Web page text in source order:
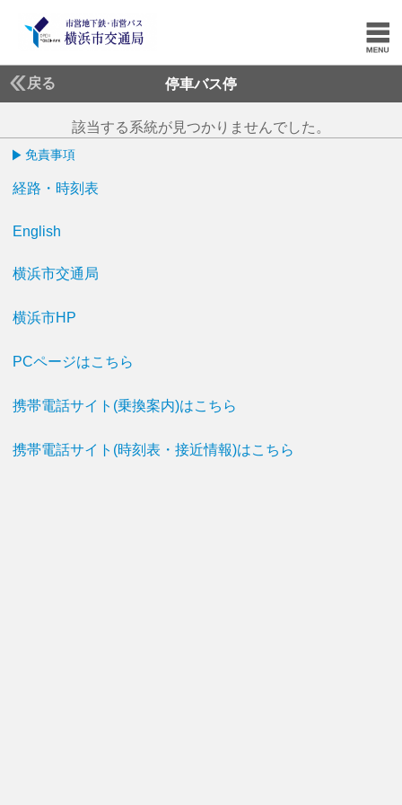
戻る 停車バス停
該当する系統が見つかりませんでした。
免責事項
経路・時刻表
English
横浜市交通局
横浜市HP
PCページはこちら
携帯電話サイト(乗換案内)はこちら
携帯電話サイト(時刻表・接近情報)はこちら